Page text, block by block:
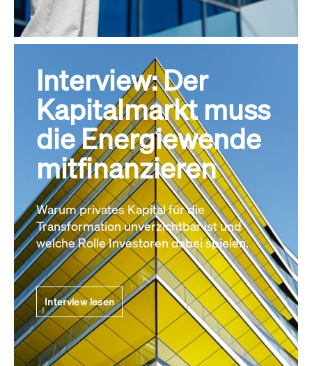
Interview: Der
Kapitalmarkt muss
die Energiewende
mitfinanzieren
Warum privates Kapital für die
Transformation unverzichtbar ist und
welche Rolle Investoren dabei spielen.
Interview lesen